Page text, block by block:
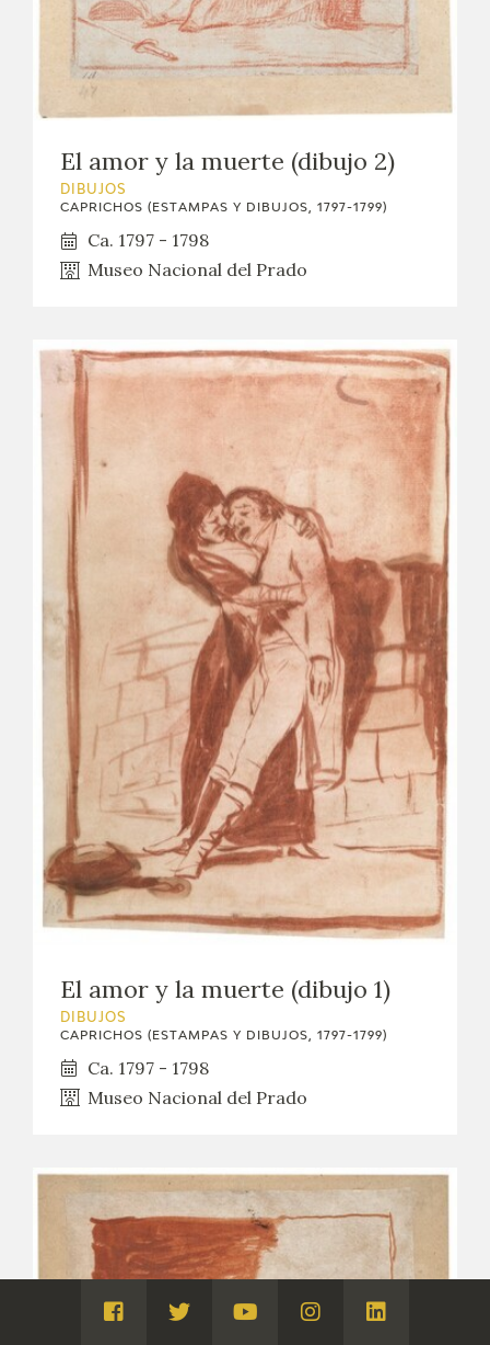
El amor y la muerte (dibujo 2)
DIBUJOS
CAPRICHOS (ESTAMPAS Y DIBUJOS, 1797-1799)
Ca. 1797 - 1798
Museo Nacional del Prado
El amor y la muerte (dibujo 1)
DIBUJOS
CAPRICHOS (ESTAMPAS Y DIBUJOS, 1797-1799)
Ca. 1797 - 1798
Museo Nacional del Prado
Visita
Visita
Visita
Visita
Visita